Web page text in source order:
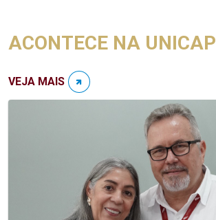
ACONTECE NA UNICAP
VEJA MAIS